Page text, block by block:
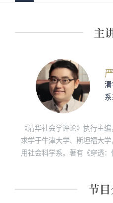
清
《清华社会学评论》执行主
求学于牛津大学、斯坦福大
用社会科学系。著有《穿透：